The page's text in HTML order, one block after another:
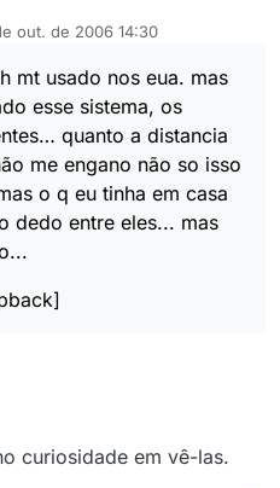
out. de 2006 14:30
mt usado nos eua. mas
esse sistema, os
quanto a distancia
me engano não so isso
o q eu tinha em casa
dedo entre eles... mas
curiosidade em vê-las.